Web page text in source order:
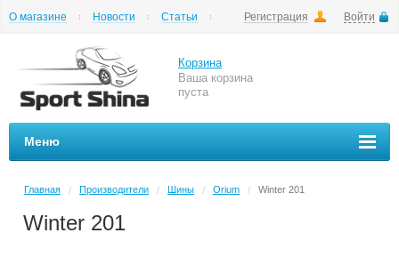
Регистрация Войти
О магазине Новости
Статьи
Корзина
Ваша корзина
пуста
Меню
Главная / Производители / Шины / Orium / Winter 201
Winter 201